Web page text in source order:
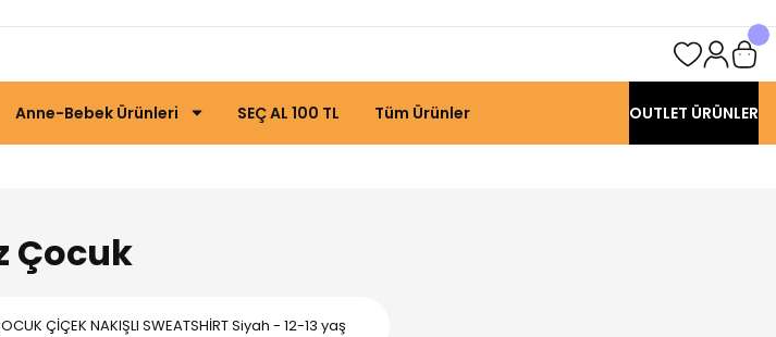
Anne-Bebek Ürünleri SEÇ AL 100 TL Tüm Ürünler OUTLET ÜRÜNLER
Çocuk
ÇİÇEK NAKIŞLI SWEATSHİRT Siyah - 12-13 yaş